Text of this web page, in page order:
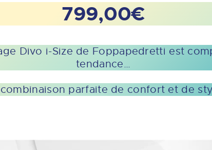
799,00€
Divo i-Size de Foppapedretti est
tendance…
parfaite de confort et de